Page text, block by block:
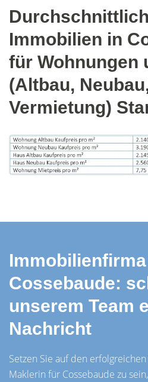
Immobilien in
für Wohnungen
(Altbau,
Vermietung)
Cossebaude:
unserem Team
Nachricht
Setzen Sie auf den
Maklerin für Cossebaude zu